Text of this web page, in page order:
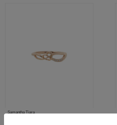
Samantha Tiara